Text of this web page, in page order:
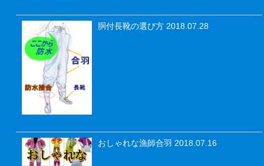
胴付長靴の選び方 2018.07.28
おしゃれな漁師合羽 2018.07.16